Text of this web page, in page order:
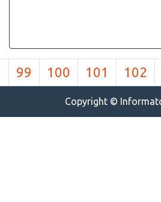
99 100 101 102
Copyright ©